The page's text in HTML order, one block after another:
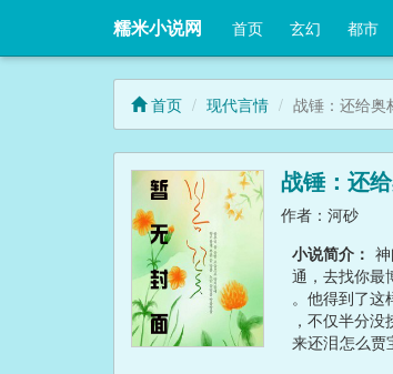
糯米小说网 首页 玄幻 都市
首页 现代言情 战锤：还给奥
战锤：还
作者：河砂
小说简介：
通，去找你最
。他得到了
，不仅半分
来还泪怎么贾